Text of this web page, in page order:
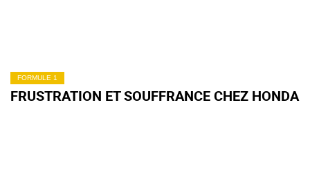
FORMULE 1
FRUSTRATION ET SOUFFRANCE CHEZ HONDA